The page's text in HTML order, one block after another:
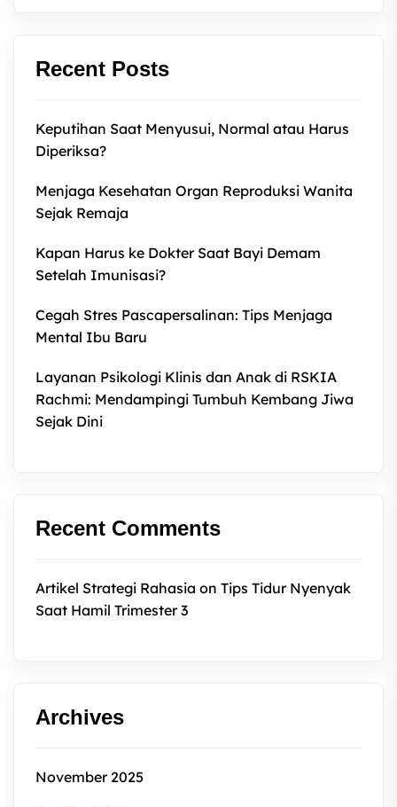
Recent Posts
Keputihan Saat Menyusui, Normal atau Harus
Diperiksa?
Menjaga Kesehatan Organ Reproduksi Wanita
Sejak Remaja
Kapan Harus ke Dokter Saat Bayi Demam
Setelah Imunisasi?
Cegah Stres Pascapersalinan: Tips Menjaga
Mental Ibu Baru
Layanan Psikologi Klinis dan Anak di RSKIA
Rachmi: Mendampingi Tumbuh Kembang Jiwa
Sejak Dini
Recent Comments
Artikel Strategi Rahasia on Tips Tidur Nyenyak
Saat Hamil Trimester 3
Archives
November 2025